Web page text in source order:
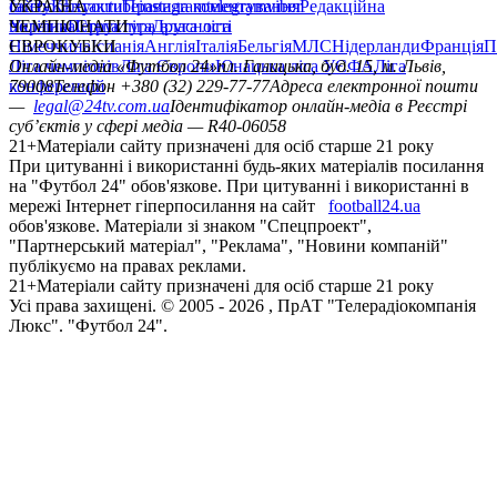
сайтуКонтактиПравила коментуванняРедакційна
політикаСтруктура власності
facebookxyoutubeinstagramtelegramviber
УКРАЇНА
УкраїнаПерша лігаДруга ліга
ЧЕМПІОНАТИ
НімеччинаІспаніяАнгліяІталіяБельгіяМЛСНідерландиФранція
ЄВРОКУБКИ
Ліга чемпіонівЛіга ЄвропиЮнацька ліга УЄФАЛіга
конференцій
Онлайн-медіа «Футбол 24»пл. Галицька, буд. 15, м. Львів,
79008Телефон +380 (32) 229-77-77Адреса електронної пошти
— legal@24tv.com.uaІдентифікатор онлайн-медіа в Реєстрі
суб’єктів у сфері медіа — R40-06058
21+Матеріали сайту призначені для осіб старше 21 року
При цитуванні і використанні будь-яких матеріалів посилання
на "Футбол 24" обов'язкове. При цитуванні і використанні в
мережі Інтернет гіперпосилання на сайт
football24.ua
обов'язкове. Матеріали зі знаком "Спецпроект",
"Партнерський матеріал", "Реклама", "Новини компаній"
публікуємо на правах реклами.
21+Матеріали сайту призначені для осіб старше 21 року
Усi права захищенi. © 2005 - 2026 , ПрАТ "Телерадіокомпанія
Люкс". "Футбол 24".